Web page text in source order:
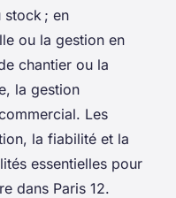
stock ; en
ou la gestion en
chantier ou la
la gestion
Les
la fiabilité et la
essentielles pour
dans Paris 12.